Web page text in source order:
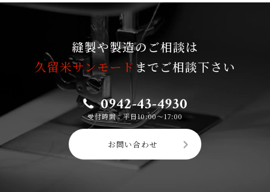
縫製や製造のご相談は
久留米サンモード までご相談下さい
0942-43-4930
受付時間：平日10:00〜17:00
お問い合わせ